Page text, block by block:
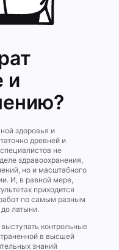
и
здоровья и
древней и
не
здравоохранения,
но и масштабного
И, в равной мере,
приходится
по самым разным
латыни.
контрольные
в высшей
знаний